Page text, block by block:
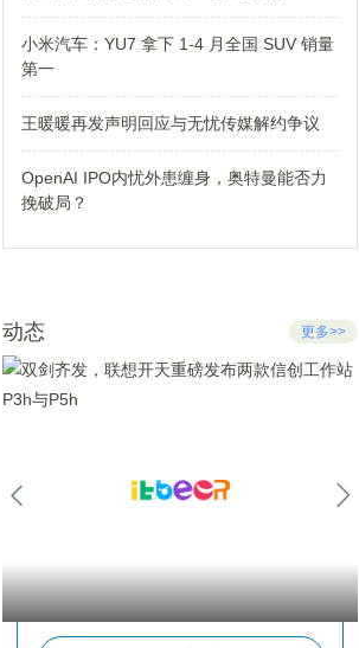
小米汽车：YU7 拿下 1-4 月全国 SUV 销量
第一
王暖暖再发声明回应与无忧传媒解约争议
OpenAI IPO内忧外患缠身，奥特曼能否力
挽破局？
动态 更多>>